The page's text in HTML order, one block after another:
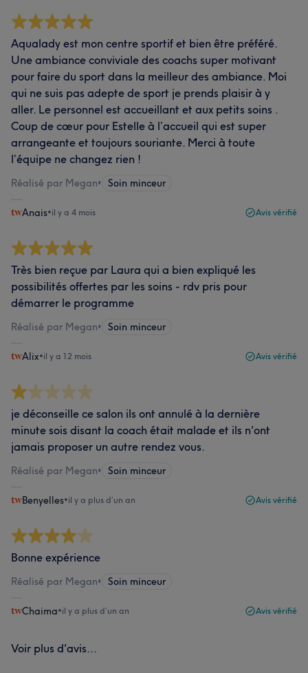
Aqualady est mon centre sportif et bien être préféré.
Une ambiance conviviale des coachs super motivant
pour faire du sport dans la meilleur des ambiance. Moi
qui ne suis pas adepte de sport je prends plaisir à y
aller. Le personnel est accueillant et aux petits soins .
Coup de cœur pour Estelle à l’accueil qui est super
arrangeante et toujours souriante. Merci à toute
l’équipe ne changez rien !
Réalisé par Megan• Soin minceur
Anais•il y a 4 mois Avis vérifié
Très bien reçue par Laura qui a bien expliqué les
possibilités offertes par les soins - rdv pris pour
démarrer le programme
Réalisé par Megan• Soin minceur
Alix•il y a 12 mois Avis vérifié
je déconseille ce salon ils ont annulé à la dernière
minute sois disant la coach était malade et ils n'ont
jamais proposer un autre rendez vous.
Réalisé par Megan• Soin minceur
Benyelles•il y a plus d’un an Avis vérifié
Bonne expérience
Réalisé par Megan• Soin minceur
Chaima•il y a plus d’un an Avis vérifié
Voir plus d'avis...